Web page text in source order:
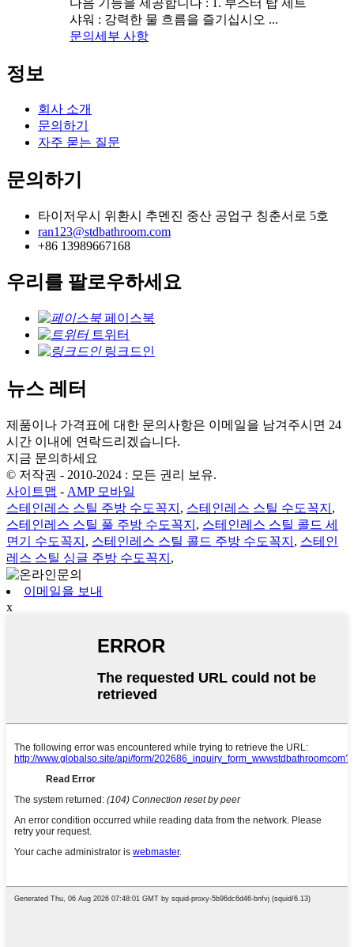
샤워 : 강력한 물 흐름을 즐기십시오 ...
문의 세부 사항
정보
회사 소개
문의하기
자주 묻는 질문
문의하기
타이저우시 위환시 추멘진 중산 공업구 칭춘서로 5호
ran123@stdbathroom.com
+86 13989667168
우리를 팔로우하세요
페이스북
트위터
링크드인
뉴스 레터
제품이나 가격표에 대한 문의사항은 이메일을 남겨주시면 24
시간 이내에 연락드리겠습니다.
지금 문의하세요
© 저작권 - 2010-2024 : 모든 권리 보유.
사이트맵 - AMP 모바일
스테인레스 스틸 주방 수도꼭지 , 스테인레스 스틸 수도꼭지 ,
스테인레스 스틸 풀 주방 수도꼭지 , 스테인레스 스틸 콜드 세
면기 수도꼭지 , 스테인레스 스틸 콜드 주방 수도꼭지 , 스테인
레스 스틸 싱글 주방 수도꼭지 ,
이메일을 보내
x